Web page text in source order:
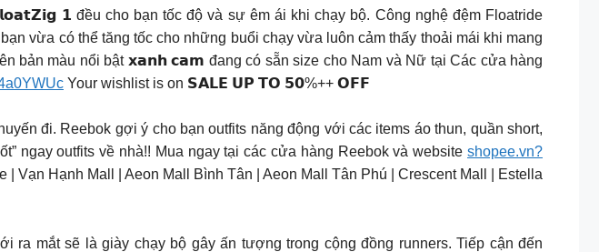
𝟭 đều cho bạn tốc độ và sự êm ái khi chạy bộ. Công nghệ đệm Floatride
vừa có thể tăng tốc cho những buổi chạy vừa luôn cảm thấy thoải mái khi mang
bản màu nổi bật 𝘅𝗮𝗻𝗵 𝗰𝗮𝗺 đang có sẵn size cho Nam và Nữ tại Các cửa hàng
Your wishlist is on 𝗦𝗔𝗟𝗘 𝗨𝗣 𝗧𝗢 𝟱𝟬%++ 𝗢𝗙𝗙
đi. Reebok gợi ý cho bạn outfits năng động với các items áo thun, quần short,
ngay outfits về nhà!! Mua ngay tại các cửa hàng Reebok và website shopee.vn?
Hạnh Mall | Aeon Mall Bình Tân | Aeon Mall Tân Phú | Crescent Mall | Estella
sẽ là giày chạy bộ gây ấn tượng trong cộng đồng runners. Tiếp cận đến